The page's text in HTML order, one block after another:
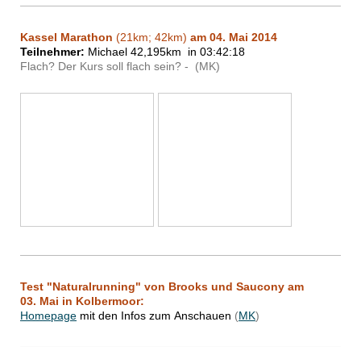
Kassel Marathon (21km; 42km) am 04. Mai 2014
Teilnehmer: Michael 42,195km in 03:42:18
Flach? Der Kurs soll flach sein? - (MK)
Test "Naturalrunning" von Brooks und Saucony am
03. Mai in Kolbermoor:
Homepage mit den Infos zum Anschauen (MK)